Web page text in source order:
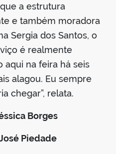
a estrutura
e também moradora
Sergia dos Santos, o
é realmente
aqui na feira há seis
alagou. Eu sempre
chegar”, relata.
Borges
Piedade